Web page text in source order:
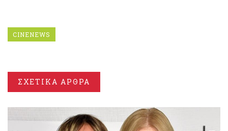
CINENEWS
ΣΧΕΤΙΚΑ ΑΡΘΡΑ